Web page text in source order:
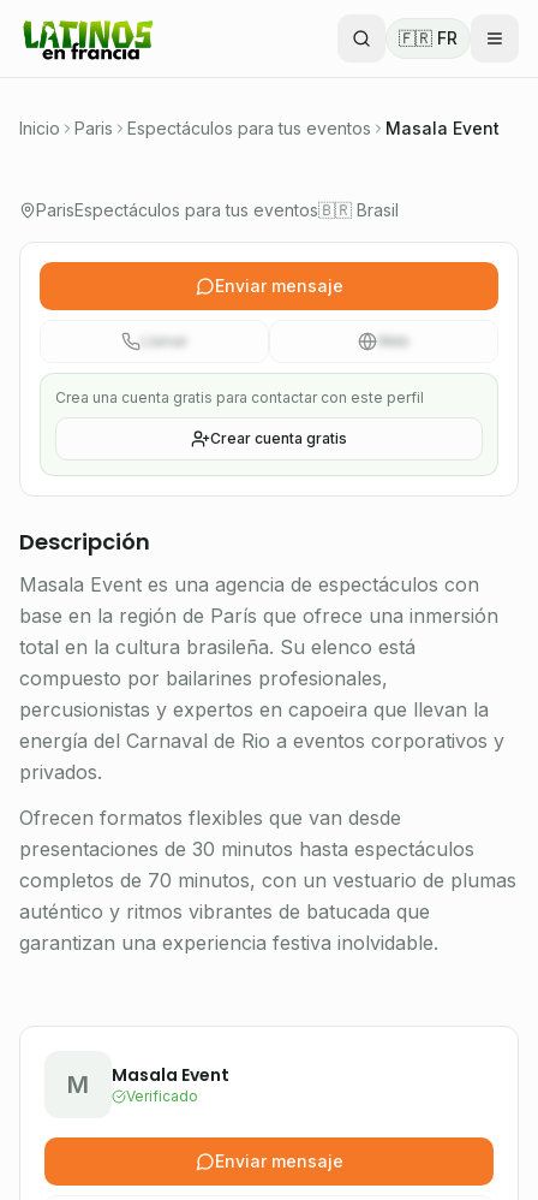
🇫🇷 FR
Inicio Paris Espectáculos para tus eventos Masala Event
Compañía de eventos en París especializada en
espectáculos de samba, capoeira y batucada
brasileña.
🇧🇷 Brasil
ParisEspectáculos para tus eventos🇧🇷 Brasil
Enviar mensaje
Llamar Web
Crea una cuenta gratis para contactar con este perfil
Crear cuenta gratis
Descripción
Masala Event es una agencia de espectáculos con
base en la región de París que ofrece una inmersión
total en la cultura brasileña. Su elenco está
compuesto por bailarines profesionales,
percusionistas y expertos en capoeira que llevan la
energía del Carnaval de Rio a eventos corporativos y
privados.
Ofrecen formatos flexibles que van desde
presentaciones de 30 minutos hasta espectáculos
completos de 70 minutos, con un vestuario de plumas
auténtico y ritmos vibrantes de batucada que
garantizan una experiencia festiva inolvidable.
M Masala Event
Verificado
Enviar mensaje